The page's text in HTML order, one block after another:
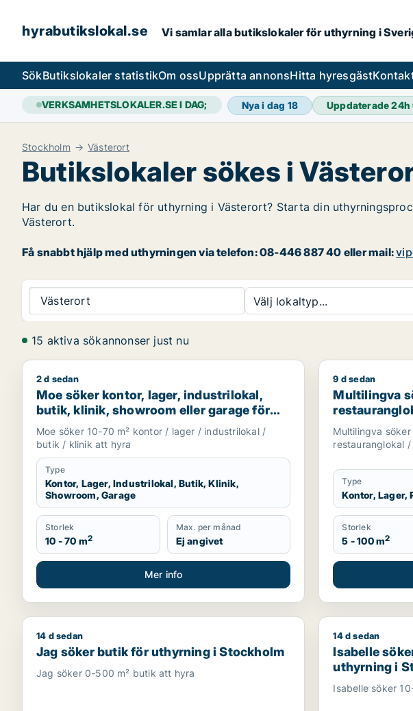
hyrabutikslokal.se Vi samlar alla butikslokaler för uthyrning i
SökButikslokaler statistikOm ossUpprätta annonsHitta hyresgäst
VERKSAMHETSLOKALER.SE I DAG; Nya i dag 18 Uppdaterade 24h
Stockholm Västerort
Butikslokaler sökes i
Har du en butikslokal för uthyrning i Västerort? Starta din
Västerort.
Få snabbt hjälp med uthyrningen via telefon: 08-446 887 40 eller mail:
Västerort Välj lokaltyp...
15 aktiva sökannonser just nu
Moe söker kontor, lager, industrilokal, butik, klinik, showroom eller
2 d sedan
Moe söker kontor, lager, industrilokal,
butik, klinik, showroom eller garage för
uthyrning i Stockholm
Moe söker 10-70 m² kontor / lager / industrilokal /
butik / klinik att hyra
Type
Kontor, Lager, Industrilokal, Butik, Klinik,
Showroom, Garage
Storlek
10 - 70 m2
Max. per månad
Ej angivet
Mer info
Multilingva
9 d sedan
Multilingva
uthyrning i
Multilingva
restauranglokal
Type
Kontor, Lager,
Storlek
5 - 100 m2
Jag söker butik för uthyrning i Stockholm
14 d sedan
Jag söker butik för uthyrning i Stockholm
Jag söker 0-500 m² butik att hyra
Isabelle söker
14 d sedan
Isabelle
uthyrning i
Isabelle söker